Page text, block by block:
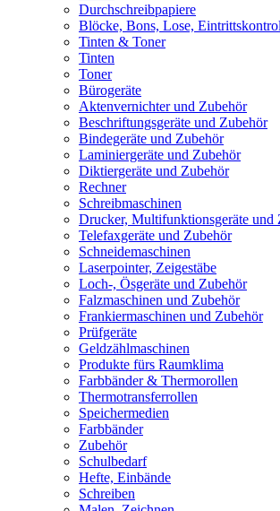
Durchschreibpapiere
Blöcke, Bons, Lose,
Tinten & Toner
Tinten
Toner
Bürogeräte
Aktenvernichter und Zubehör
Beschriftungsgeräte und Zubehör
Bindegeräte und Zubehör
Laminiergeräte und Zubehör
Diktiergeräte und Zubehör
Rechner
Schreibmaschinen
Drucker, Multifunktionsgeräte und
Telefaxgeräte und Zubehör
Schneidemaschinen
Laserpointer, Zeigestäbe
Loch-, Ösgeräte und Zubehör
Falzmaschinen und Zubehör
Frankiermaschinen und Zubehör
Prüfgeräte
Geldzählmaschinen
Produkte fürs Raumklima
Farbbänder & Thermorollen
Thermotransferrollen
Speichermedien
Farbbänder
Zubehör
Schulbedarf
Hefte, Einbände
Schreiben